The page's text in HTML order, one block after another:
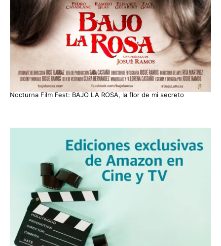
Nocturna Film Fest: BAJO LA ROSA, la flor de mi secreto